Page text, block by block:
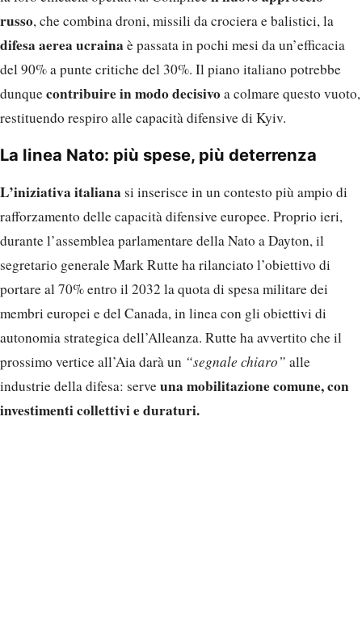
russo, che combina droni, missili da crociera e balistici, la
difesa aerea ucraina è passata in pochi mesi da un’efficacia
del 90% a punte critiche del 30%. Il piano italiano potrebbe
dunquecontribuire in modo decisivoa colmare questo vuoto,
restituendo respiro alle capacità difensive di Kyiv.
La linea Nato: più spese, più deterrenza
L’iniziativa italiana si inserisce in un contesto più ampio di
rafforzamento delle capacità difensive europee. Proprio ieri,
durante l’assemblea parlamentare della Nato a Dayton, il
segretario generale Mark Rutte ha rilanciato l’obiettivo di
portare al 70% entro il 2032 la quota di spesa militare dei
membri europei e del Canada, in linea con gli obiettivi di
autonomia strategica dell’Alleanza. Rutte ha avvertito che il
prossimo vertice all’Aia darà un “segnale chiaro” alle
industrie della difesa: serveuna mobilitazione comune, con
investimenti collettivi e duraturi.